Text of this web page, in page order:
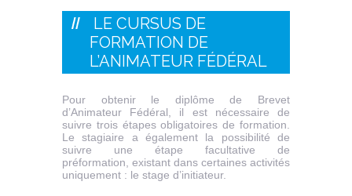
LE CURSUS DE
FORMATION DE
L’ANIMATEUR FÉDÉRAL
Pour obtenir le diplôme de Brevet
d’Animateur Fédéral, il est nécessaire de
suivre trois étapes obligatoires de formation.
Le stagiaire a également la possibilité de
suivre une étape facultative de
préformation, existant dans certaines activités
uniquement : le stage d’initiateur.